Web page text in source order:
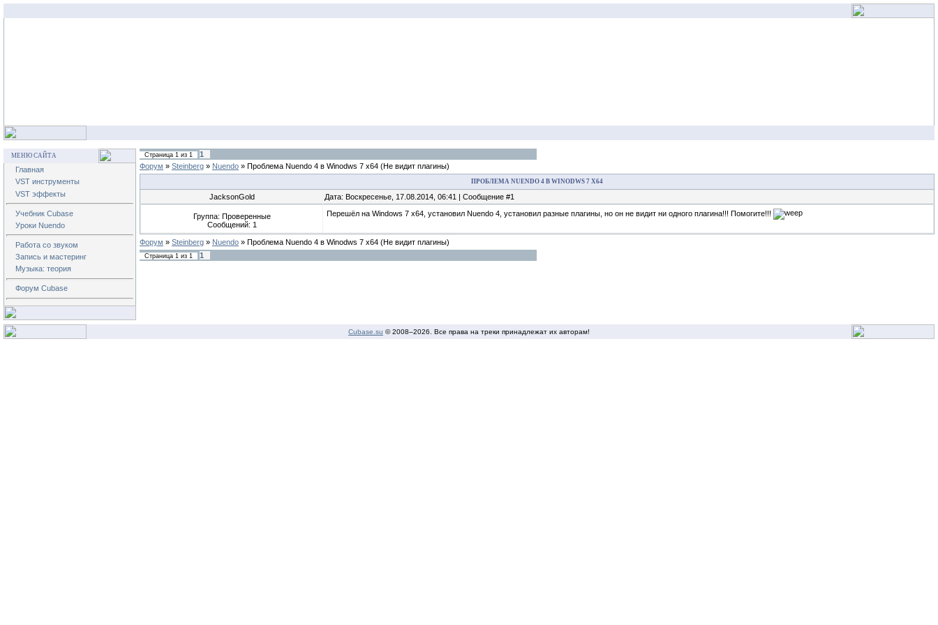
МЕНЮ САЙТА
Главная
VST инструменты
VST эффекты
Учебник Cubase
Уроки Nuendo
Работа со звуком
Запись и мастеринг
Музыка: теория
Форум Cubase
Страница 1 из 1
1
Форум » Steinberg » Nuendo » Проблема Nuendo 4 в Winodws 7 x64 (Не видит плагины)
ПРОБЛЕМА NUENDO 4 В WINODWS 7 X64
JacksonGold Дата: Воскресенье, 17.08.2014, 06:41 | Сообщение #1
Группа: Проверенные
Сообщений: 1
Перешёл на Windows 7 x64, установил Nuendo 4, установил разные плагины, но он не видит ни одного плагина!!! Помогите!!!
Форум » Steinberg » Nuendo » Проблема Nuendo 4 в Winodws 7 x64 (Не видит плагины)
Страница 1 из 1 1
Cubase.su © 2008–2026. Все права на треки принадлежат их авторам!